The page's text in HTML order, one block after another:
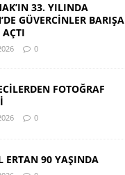
33. YILINDA
GÜVERCİNLER BARIŞA
0
FOTOĞRAF
0
ERTAN 90 YAŞINDA